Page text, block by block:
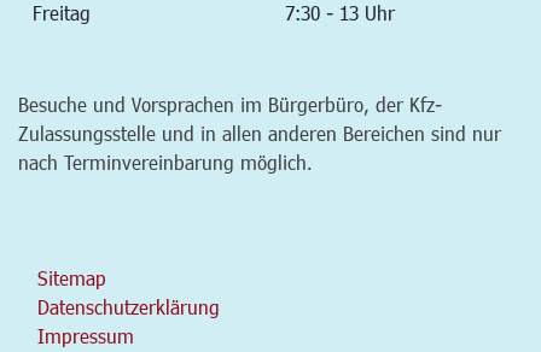
Freitag 7:30 - 13 Uhr
Besuche und Vorsprachen im Bürgerbüro, der Kfz-
Zulassungsstelle und in allen anderen Bereichen sind nur
nach Terminvereinbarung möglich.
Sitemap
Datenschutzerklärung
Impressum